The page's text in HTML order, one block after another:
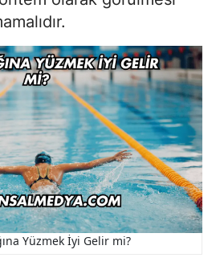
Yüzmek İyi Gelir mi?